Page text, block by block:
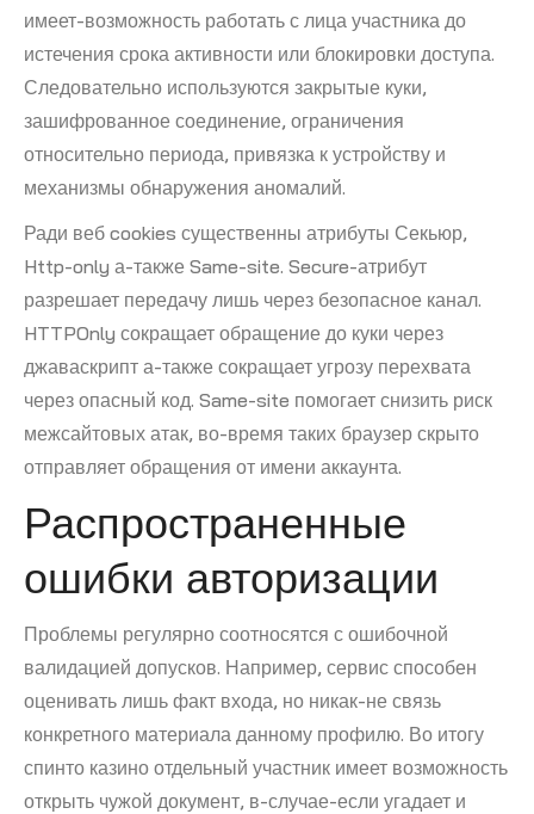
имеет-возможность работать с лица участника до
истечения срока активности или блокировки доступа.
Следовательно используются закрытые куки,
зашифрованное соединение, ограничения
относительно периода, привязка к устройству и
механизмы обнаружения аномалий.
Ради веб cookies существенны атрибуты Секьюр,
Http-only а-также Same-site. Secure-атрибут
разрешает передачу лишь через безопасное канал.
HTTPOnly сокращает обращение до куки через
джаваскрипт а-также сокращает угрозу перехвата
через опасный код. Same-site помогает снизить риск
межсайтовых атак, во-время таких браузер скрыто
отправляет обращения от имени аккаунта.
Распространенные
ошибки авторизации
Проблемы регулярно соотносятся с ошибочной
валидацией допусков. Например, сервис способен
оценивать лишь факт входа, но никак-не связь
конкретного материала данному профилю. Во итогу
спинто казино отдельный участник имеет возможность
открыть чужой документ, в-случае-если угадает и